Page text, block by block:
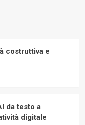
per l’edilizia:
costruttiva e
da testo a
digitale